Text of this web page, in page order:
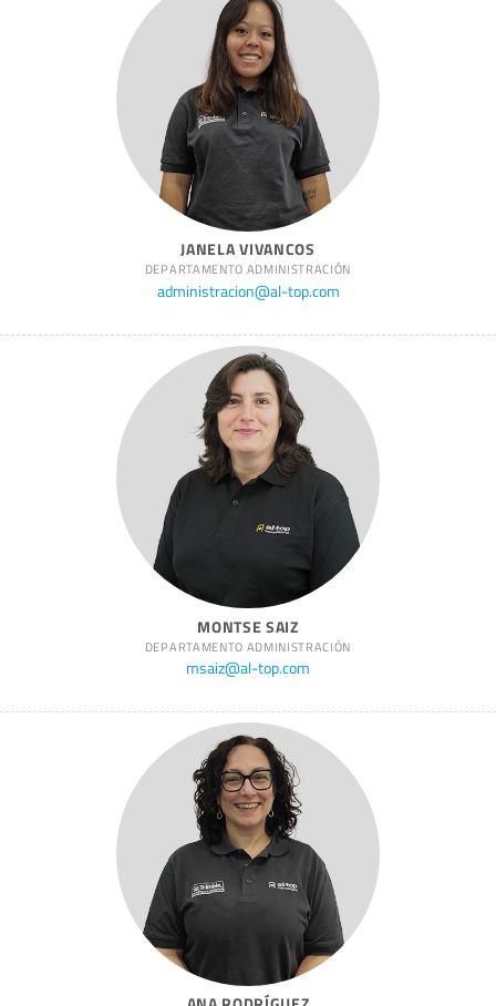
JANELA VIVANCOS
DEPARTAMENTO ADMINISTRACIÓN
administracion@al-top.com
MONTSE SAIZ
DEPARTAMENTO ADMINISTRACIÓN
msaiz@al-top.com